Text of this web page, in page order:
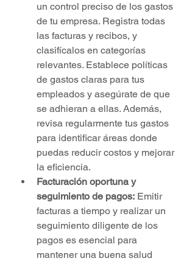
un control preciso de los gastos
de tu empresa. Registra todas
las facturas y recibos, y
clasifícalos en categorías
relevantes. Establece políticas
de gastos claras para tus
empleados y asegúrate de que
se adhieran a ellas. Además,
revisa regularmente tus gastos
para identificar áreas donde
puedas reducir costos y mejorar
la eficiencia.
Facturación oportuna y
seguimiento de pagos: Emitir
facturas a tiempo y realizar un
seguimiento diligente de los
pagos es esencial para
mantener una buena salud